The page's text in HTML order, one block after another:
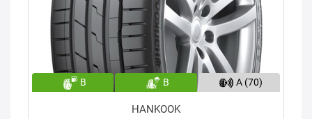
B B A (70)
HANKOOK